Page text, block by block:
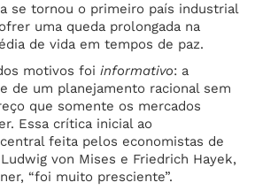
se tornou o primeiro país industrial
uma queda prolongada na
de vida em tempos de paz.
motivos foi informativo: a
de um planejamento racional sem
que somente os mercados
Essa crítica inicial ao
feita pelos economistas de
von Mises e Friedrich Hayek,
“foi muito presciente”.